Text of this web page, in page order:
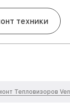
техники
Тепловизоров